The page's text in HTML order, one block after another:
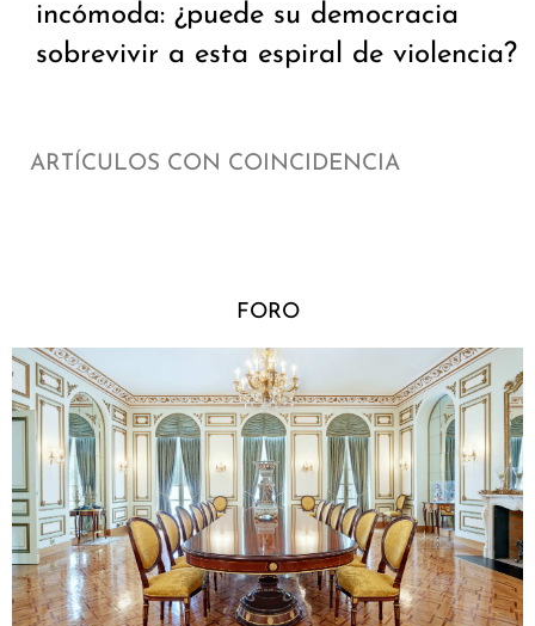
incómoda: ¿puede su democracia
sobrevivir a esta espiral de violencia?
ARTÍCULOS CON COINCIDENCIA
FORO